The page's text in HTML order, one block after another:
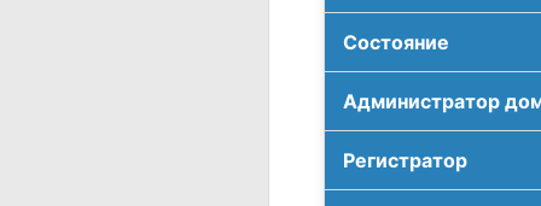
Соcтояние
Администратор
Регистратор